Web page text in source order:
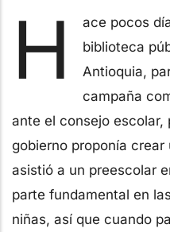
H
ace pocos
biblioteca
Antioquia,
campaña
ante el consejo escolar,
gobierno proponía
asistió a un preescolar
parte fundamental en
niñas, así que cuando